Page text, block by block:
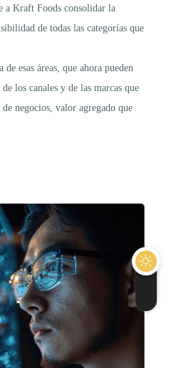
a Kraft Foods consolidar la
de todas las categorías que
esas áreas, que ahora pueden
los canales y de las marcas que
negocios, valor agregado que